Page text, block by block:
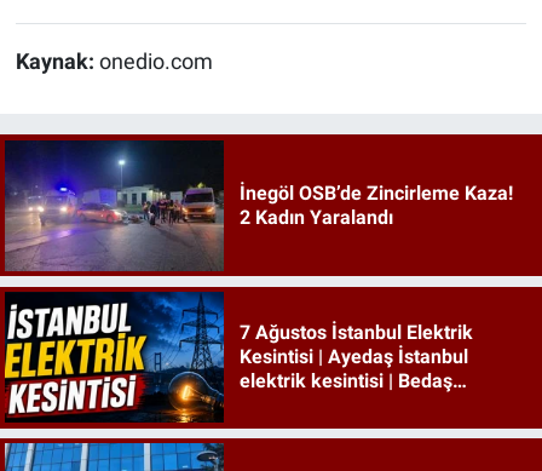
Kaynak: onedio.com
İnegöl OSB’de Zincirleme Kaza!
2 Kadın Yaralandı
7 Ağustos İstanbul Elektrik
Kesintisi | Ayedaş İstanbul
elektrik kesintisi | Bedaş